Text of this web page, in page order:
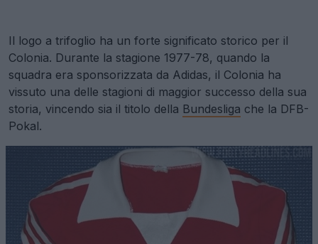
Il logo a trifoglio ha un forte significato storico per il
Colonia. Durante la stagione 1977-78, quando la
squadra era sponsorizzata da Adidas, il Colonia ha
vissuto una delle stagioni di maggior successo della sua
storia, vincendo sia il titolo della Bundesliga che la DFB-
Pokal.